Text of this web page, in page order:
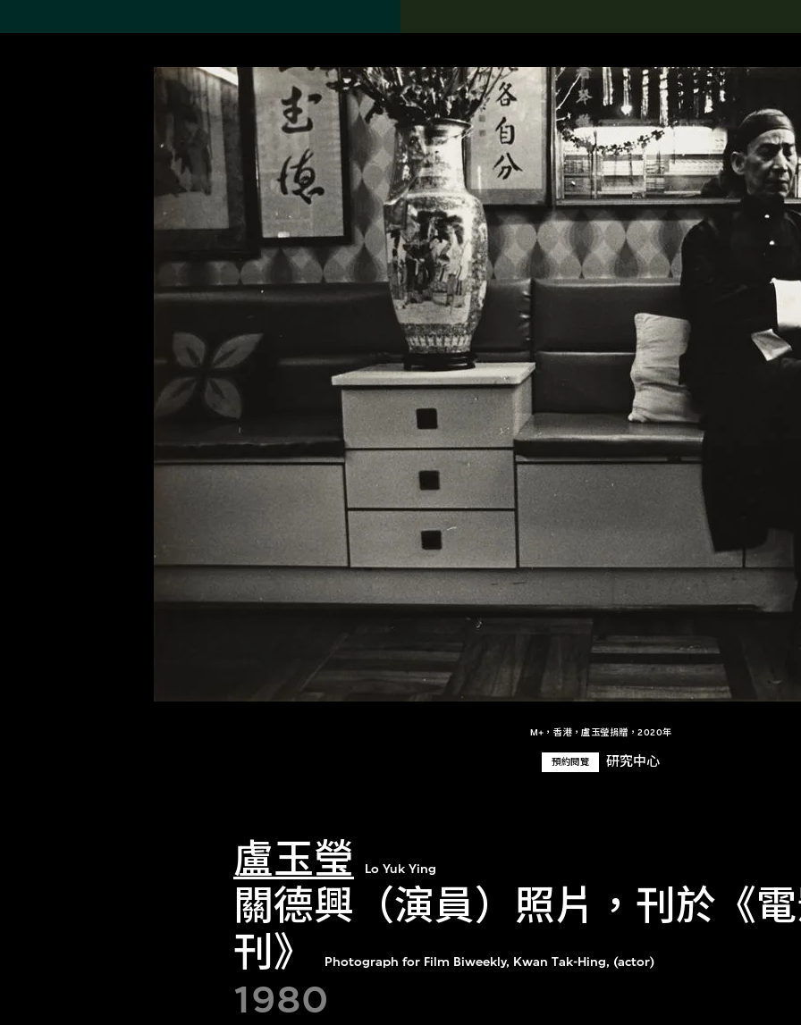
M+，香港，盧玉瑩捐贈，2020年
預約閱覽 研究中心
盧玉瑩 Lo Yuk Ying
關德興（演員）照片，刊於《
刊》
Photograph for Film Biweekly, Kwan Tak-Hing, (actor)
1980
搜索M+藏品 Search the Collection
19,052項結果
關於M+藏品
探索世界頂級的二十及二十
一世紀視覺文化藏品。